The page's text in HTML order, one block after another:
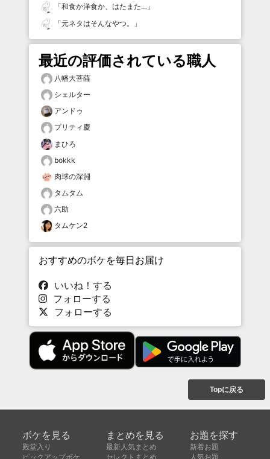
「和食か洋食か、はたまた… 」
「元ネタはそんなやつ。 」
最近の評価されている職人
八幡大菩薩
シェルター
アンドゥ
プリティ慶
まひろ
bokkk
肉球の深淵
タムタム
六助
タムケン2
おすすめのボケを毎日お届け
いいね！する
フォローする
フォローする
Topに戻る
ボケを見る
殿堂入り
ピックアップボケ
まとめを見る
最新人気まとめ
セレクトまとめ
お題を探す
新着お題
人気お題